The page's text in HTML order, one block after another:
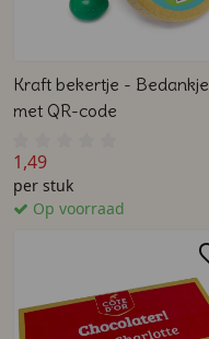
Kraft bekertje - Bedankje
met QR-code
1,49
per stuk
Op voorraad